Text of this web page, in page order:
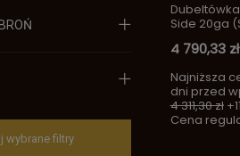
wybrane filtry
Side 20ga
4 790,33 zł
Najniższa
dni przed
4 311,30 zł
Cena